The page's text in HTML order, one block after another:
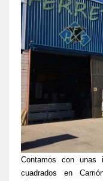
Contamos con unas
cuadrados en